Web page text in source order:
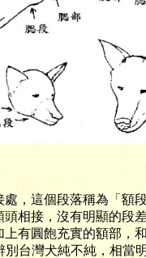
這個段落稱為「額
相接，沒有明顯的段
有圓飽充實的額部，
台灣犬純不純，相當